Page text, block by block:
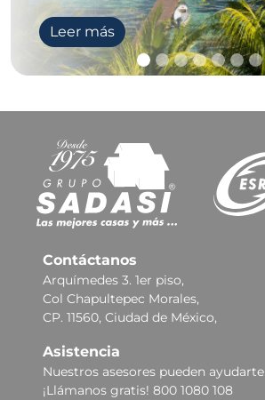
Leer más
Contáctanos
Arquímedes 3. 1er piso,
Col Chapultepec Morales,
CP. 11560, Ciudad de México,
Asistencia
Nuestros asesores pueden ayudarte
¡Llámanos gratis! 800 1080 108